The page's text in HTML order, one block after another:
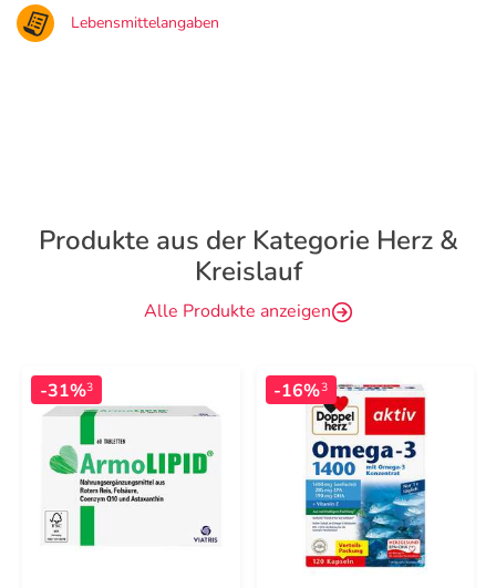
Lebensmittelangaben
Produkte aus der Kategorie Herz &
Kreislauf
Alle Produkte anzeigen
-31%3 -16%3